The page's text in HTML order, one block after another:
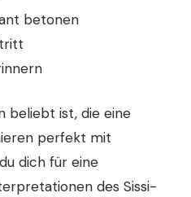
betonen
beliebt ist, die eine
perfekt mit
dich für eine
des Sissi-